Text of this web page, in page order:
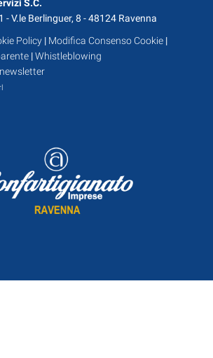
S.C.
- V.le Berlinguer, 8 - 48124 Ravenna
Policy | Modifica Consenso Cookie |
|Whistleblowing